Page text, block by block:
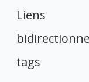
Liens
tags